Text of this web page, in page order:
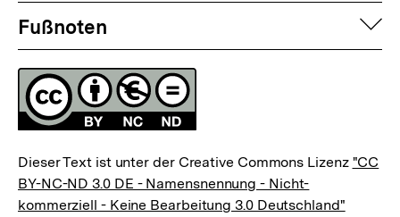
Fussnoten
Fußnoten
Lizenz
Dieser Text ist unter der Creative Commons Lizenz "CC
BY-NC-ND 3.0 DE - Namensnennung - Nicht-
kommerziell - Keine Bearbeitung 3.0 Deutschland"